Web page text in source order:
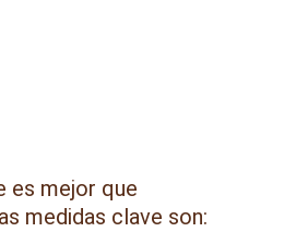
es mejor que
medidas clave son: